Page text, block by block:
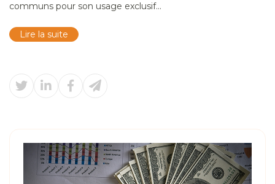
communs pour son usage exclusif...
Lire la suite